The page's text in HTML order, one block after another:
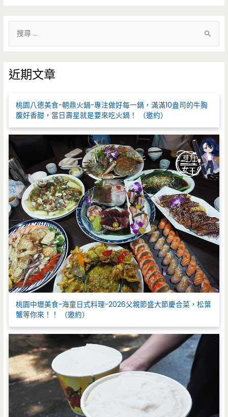
鍵
字
近期文章
桃園八德美食-朝鼎火鍋-專注做好每一鍋，滿滿10盎司的牛胸
腹好香甜，當日壽星就是要來吃火鍋！ （邀約）
桃園中壢美食-海童日式料理-2026父親節盛大節慶合菜，松葉
蟹等你來！！ （邀約）